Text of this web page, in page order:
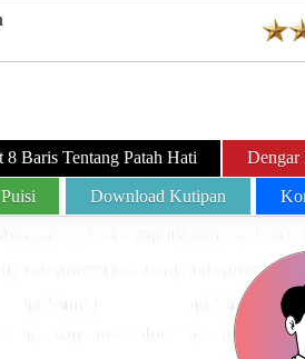
8 Baris Tentang Patah Hati Dengar
Download Kutipan